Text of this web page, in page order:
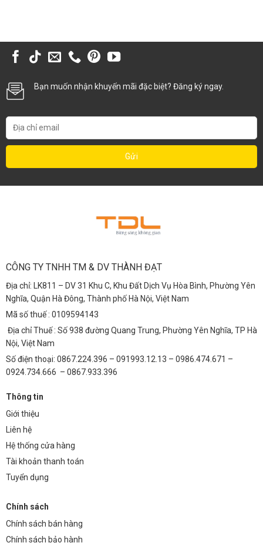
Bạn muốn nhận khuyến mãi đặc biệt? Đăng ký ngay.
CÔNG TY TNHH TM & DV THÀNH ĐẠT
Địa chỉ: LK811 – DV 31 Khu C, Khu Đất Dịch Vụ Hòa Bình, Phường Yên
Nghĩa, Quận Hà Đông, Thành phố Hà Nội, Việt Nam
Mã số thuế : 0109594143
Địa chỉ Thuế : Số 938 đường Quang Trung, Phường Yên Nghĩa, TP Hà
Nội, Việt Nam
Số điện thoại: 0867.224.396 – 091993.12.13 – 0986.474.671 –
0924.734.666 – 0867.933.396
Thông tin
Giới thiệu
Liên hệ
Hệ thống cửa hàng
Tài khoản thanh toán
Tuyển dụng
Chính sách
Chính sách bán hàng
Chính sách bảo hành